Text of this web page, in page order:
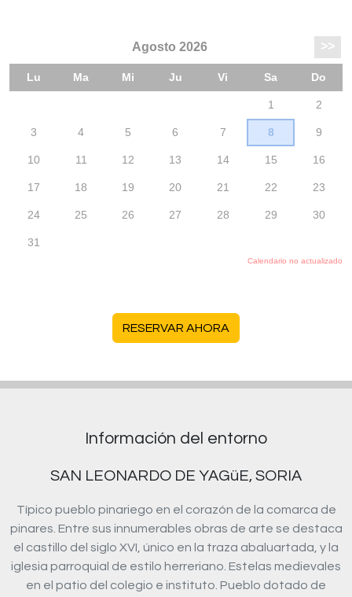
RESERVAR AHORA
Información del entorno
SAN LEONARDO DE YAGüE, SORIA
Típico pueblo pinariego en el corazón de la comarca de
pinares. Entre sus innumerables obras de arte se destaca
el castillo del siglo XVI, único en la traza abaluartada, y la
iglesia parroquial de estilo herreriano. Estelas medievales
en el patio del colegio e instituto. Pueblo dotado de